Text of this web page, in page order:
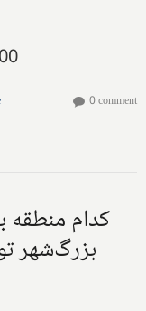
0 comment
کدام منطقه